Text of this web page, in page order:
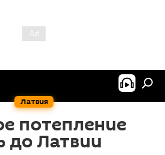
Латвия
потепление
до Латвии